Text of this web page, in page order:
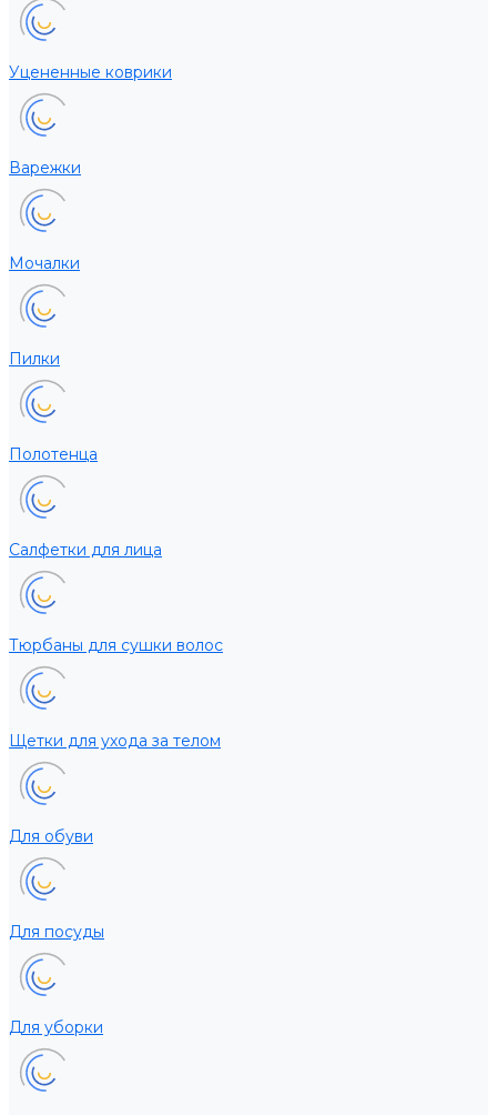
Уцененные коврики
Варежки
Мочалки
Пилки
Полотенца
Салфетки для лица
Тюрбаны для сушки волос
Щетки для ухода за телом
Для обуви
Для посуды
Для уборки